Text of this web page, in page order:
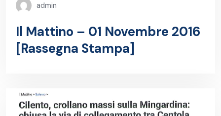
admin
Il Mattino – 01 Novembre 2016
[Rassegna Stampa]